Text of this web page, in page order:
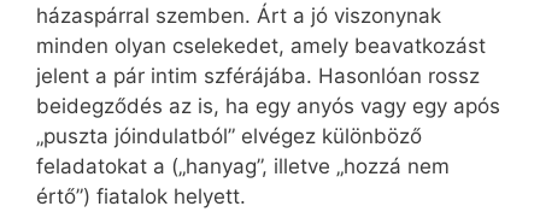
házaspárral szemben. Árt a jó viszonynak
minden olyan cselekedet, amely beavatkozást
jelent a pár intim szférájába. Hasonlóan rossz
beidegződés az is, ha egy anyós vagy egy após
„puszta jóindulatból” elvégez különböző
feladatokat a („hanyag”, illetve „hozzá nem
értő”) fiatalok helyett.